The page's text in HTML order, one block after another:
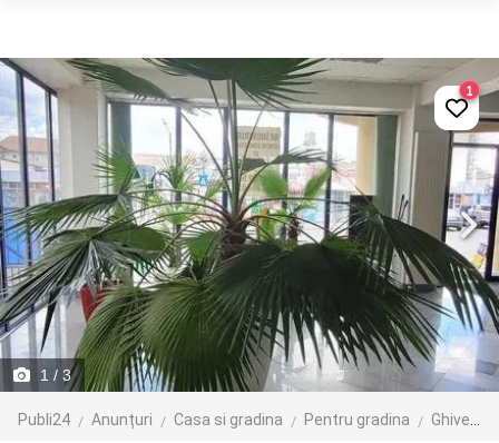
1 / 3
Publi24 Anunțuri Casa si gradina Pentru gradina Ghivece si jardiniere
1